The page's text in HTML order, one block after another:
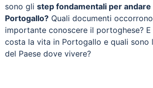
sono gli step fondamentali per andare
Portogallo? Quali documenti
importante conoscere il portoghese?
costa la vita in Portogallo e quali sono
del Paese dove vivere?